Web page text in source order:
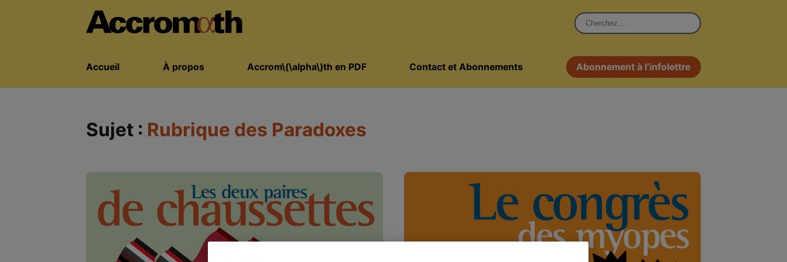
Rechercher :
Accueil À propos Accrom\(\alpha\)th en PDF Contact et Abonnements Abonnement à l’infolettre
Sujet : Rubrique des Paradoxes